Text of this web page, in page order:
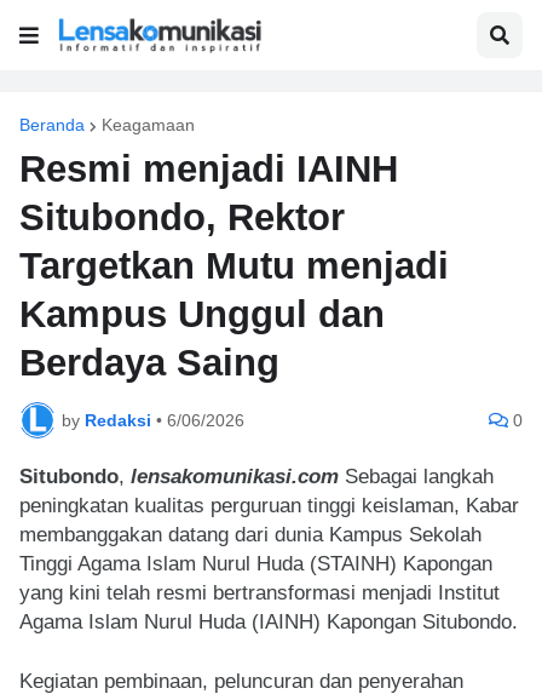
Beranda Keagamaan
Resmi menjadi IAINH
Situbondo, Rektor
Targetkan Mutu menjadi
Kampus Unggul dan
Berdaya Saing
by Redaksi • 6/06/2026 0
Situbondo, lensakomunikasi.com Sebagai langkah
peningkatan kualitas perguruan tinggi keislaman, Kabar
membanggakan datang dari dunia Kampus Sekolah
Tinggi Agama Islam Nurul Huda (STAINH) Kapongan
yang kini telah resmi bertransformasi menjadi Institut
Agama Islam Nurul Huda (IAINH) Kapongan Situbondo.
Kegiatan pembinaan, peluncuran dan penyerahan